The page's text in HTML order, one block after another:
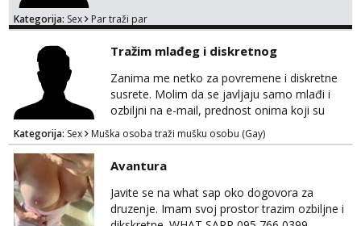
Kategorija: Sex Par traži par
Tražim mlađeg i diskretnog
Zanima me netko za povremene i diskretne
susrete. Molim da se javljaju samo mlađi i
ozbiljni na e-mail, prednost onima koji su
vitke građe, iskustvo mi je nebitno. Higijena i
diskrecija su mi na prvom mjestu,
maksimalno držim do izgleda, sportski sam
tip.
Kategorija: Sex Muška osoba traži mušku osobu (Gay)
Avantura
Javite se na what sap oko dogovora za
druzenje. Imam svoj prostor trazim ozbiljne i